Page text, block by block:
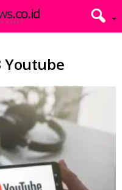
Youtube